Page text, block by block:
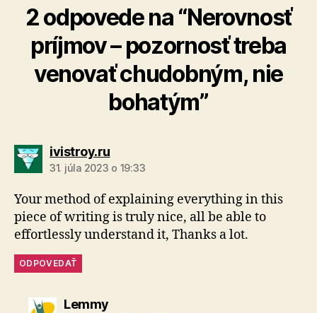
2 odpovede na “Nerovnosť
príjmov – pozornosť treba
venovať chudobným, nie
bohatým”
ivistroy.ruhovorí:
31. júla 2023 o 19:33
Your method of explaining everything in this
piece of writing is truly nice, all be able to
effortlessly understand it, Thanks a lot.
ODPOVEDAŤ
Lemmyhovorí: